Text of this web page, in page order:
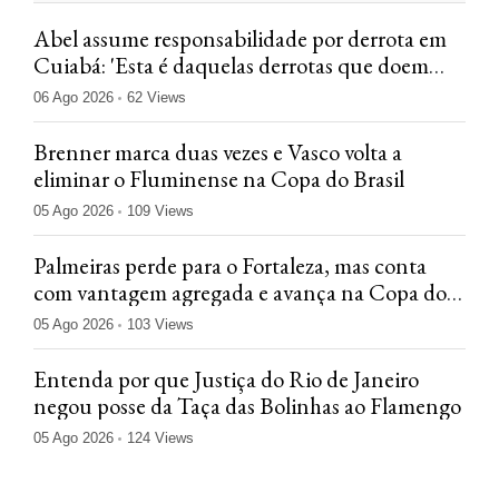
Abel assume responsabilidade por derrota em
Cuiabá: 'Esta é daquelas derrotas que doem
menos'
06 Ago 2026 62 Views
Brenner marca duas vezes e Vasco volta a
eliminar o Fluminense na Copa do Brasil
05 Ago 2026 109 Views
Palmeiras perde para o Fortaleza, mas conta
com vantagem agregada e avança na Copa do
Brasil
05 Ago 2026 103 Views
Entenda por que Justiça do Rio de Janeiro
negou posse da Taça das Bolinhas ao Flamengo
05 Ago 2026 124 Views